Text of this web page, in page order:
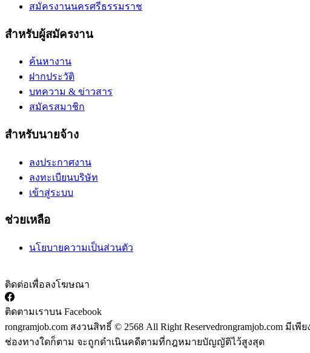
สมัครงานนครศรีธรรมราช
สำหรับผู้สมัครงาน
ค้นหางาน
ฝากประวัติ
บทความ & ข่าวสาร
สมัครสมาชิก
สำหรับนายจ้าง
ลงประกาศงาน
ลงทะเบียนบริษัท
เข้าสู่ระบบ
ช่วยเหลือ
นโยบายความเป็นส่วนตัว
ติดต่อเพื่อลงโฆษณา
ติดตามเราบน Facebook
rongramjob.com สงวนสิทธิ์ © 2568 All Right Reservedrongramjob.com มีเ
ช่องทางใดก็ตาม จะถูกดำเนินคดีตามที่กฎหมายบัญญัติไว้สูงสุด